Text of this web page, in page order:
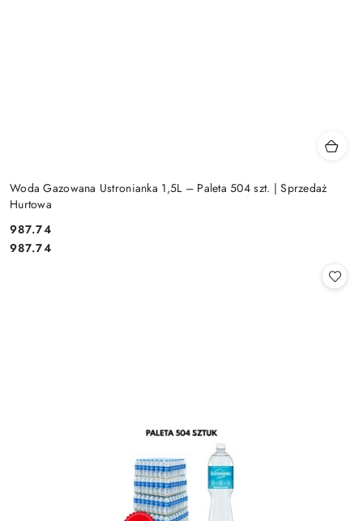
Woda Gazowana Ustronianka 1,5L – Paleta 504 szt. | Sprzedaż
Hurtowa
Cena:
987.74
Cena:
987.74